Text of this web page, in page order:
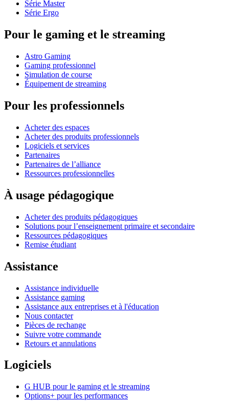
Série Master
Série Ergo
Pour le gaming et le streaming
Astro Gaming
Gaming professionnel
Simulation de course
Équipement de streaming
Pour les professionnels
Acheter des espaces
Acheter des produits professionnels
Logiciels et services
Partenaires
Partenaires de l’alliance
Ressources professionnelles
À usage pédagogique
Acheter des produits pédagogiques
Solutions pour l’enseignement primaire et secondaire
Ressources pédagogiques
Remise étudiant
Assistance
Assistance individuelle
Assistance gaming
Assistance aux entreprises et à l'éducation
Nous contacter
Pièces de rechange
Suivre votre commande
Retours et annulations
Logiciels
G HUB pour le gaming et le streaming
Options+ pour les performances